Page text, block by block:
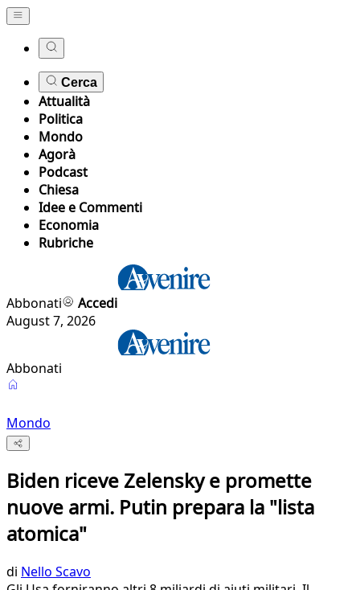
Cerca
Attualità
Politica
Mondo
Agorà
Podcast
Chiesa
Idee e Commenti
Economia
Rubriche
Abbonati
Accedi
August 7, 2026
Abbonati
Mondo
Biden riceve Zelensky e promette
nuove armi. Putin prepara la "lista
atomica"
di Nello Scavo